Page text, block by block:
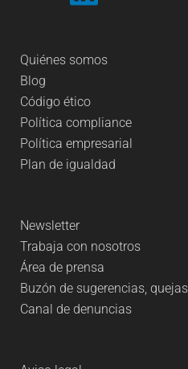
Quiénes somos
Blog
Código ético
Política compliance
Política empresarial
Plan de igualdad
Newsletter
Trabaja con nosotros
Área de prensa
Buzón de sugerencias,
Canal de denuncias